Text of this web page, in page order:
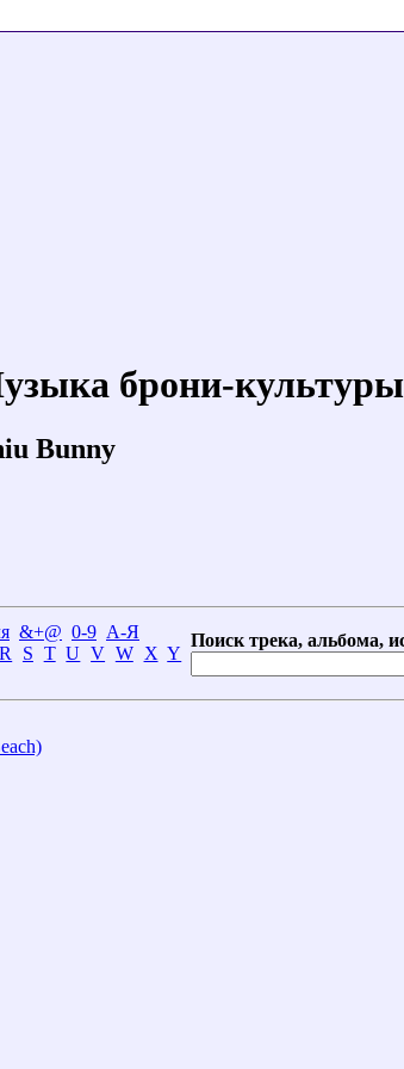
брони-культуры
Bunny
&+@ 0-9 А-Я
R S T U V W X Y
Поиск трека, альбома,